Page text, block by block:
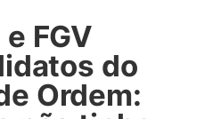
FGV
do
Ordem: